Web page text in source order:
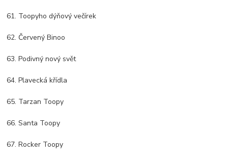
61. Toopyho dýňový večírek
62. Červený Binoo
63. Podivný nový svět
64. Plavecká křídla
65. Tarzan Toopy
66. Santa Toopy
67. Rocker Toopy